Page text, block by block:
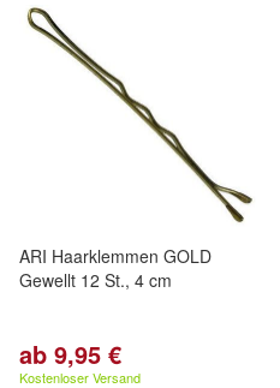
ARI Haarklemmen GOLD
Gewellt 12 St., 4 cm
ab 9,95 €
Kostenloser Versand